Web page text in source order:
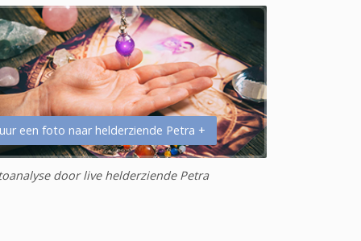
een foto naar helderziende Petra +
door live helderziende Petra